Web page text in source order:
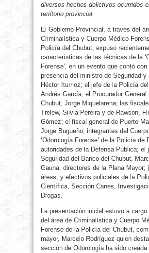
diversos hechos delictivos ocurridos
territorio provincial.
El Gobierno Provincial, a través del
Criminalística y Cuerpo Médico
Policía del Chubut, expuso
características de las técnicas de la
Forense’, en un evento que contó con
presencia del ministro de Seguridad y
Héctor Iturrioz; el jefe de la Policía
Andrés García; el Procurador General
Chubut, Jorge Miquelarena; las
Trelew, Silvia Pereira y de Rawson,
Gómez; el fiscal general de Puerto
Jorge Bugueño; integrantes del
‘Odorología Forense’ de la Policía de
autoridades de la Defensa Pública; el
Seguridad del Banco del Chubut,
Gauna; directores de la Plana Mayor;
áreas; y efectivos policiales de la
Científica, Sección Canes,
Drogas.
La presentación inicial estuvo a cargo
del área de Criminalística y Cuerpo
Forense de la Policía del Chubut,
mayor, Marcelo Rodríguez quien
sección de Odorología ha sido creada